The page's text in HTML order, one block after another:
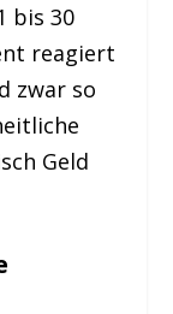
bis 30
reagiert
zwar so
Geld